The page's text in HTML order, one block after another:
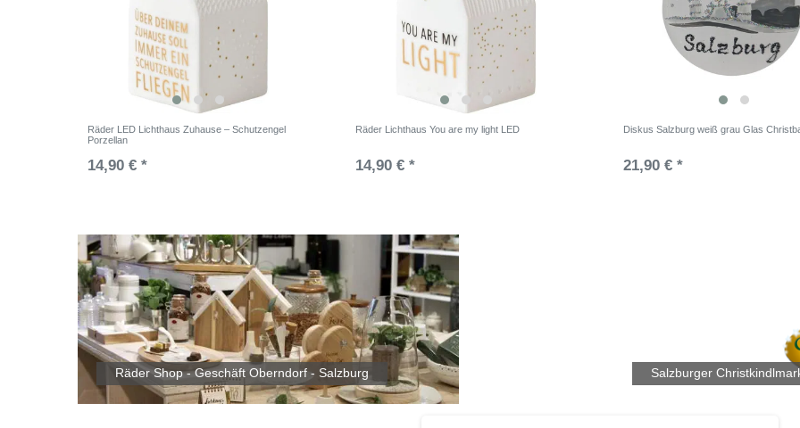
Räder LED Lichthaus Zuhause – Schutzengel
Porzellan
14,90 € *
Räder Lichthaus You are my light LED
14,90 € *
Diskus Salzburg weiß grau Glas
21,90 € *
Räder Shop - Geschäft Oberndorf - Salzburg Salzburger